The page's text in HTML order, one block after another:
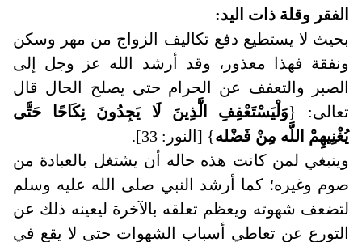
الفقر وقلة ذات اليد:
بحيث لا يستطيع دفع تكاليف الزواج من مهر وسكن
ونفقة فهذا معذور، وقد أرشد الله عز وجل إلى
الصبر والتعفف عن الحرام حتى يصلح الحال قال
تعالى: {وَلْيَسْتَعْفِفِ الَّذِينَ لَا يَجِدُونَ نِكَاحًا حَتَّى
يُغْنِيهِمْ اللَّه مِنْ فَضْله} [النور: 33].
وينبغي لمن كانت هذه حاله أن يشتغل بالعبادة من
صوم وغيره؛ كما أرشد النبي صلى الله عليه وسلم
لتضعف شهوته ويعظم تعلقه بالآخرة ليعينه ذلك عن
التورع عن تعاطي أسباب الشهوات حتى لا يقع في